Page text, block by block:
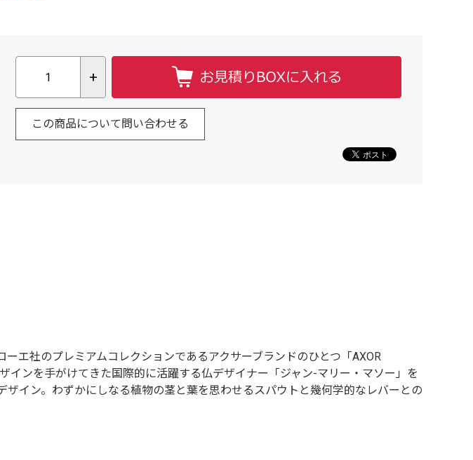
+
この商品について問い合わせる
エ社のプレミアムコレクションであるアクサーブランドのひとつ「AXOR
ンを手がけてきた国際的に活躍する仏デザイナー「ジャン-マリー・マソー」を
イン。わずかにしなる植物の茎と葉を思わせるスパウトと幾何学的なレバーとの